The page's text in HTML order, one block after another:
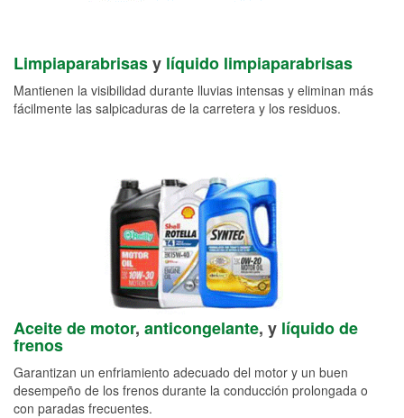
Limpiaparabrisasy líquido limpiaparabrisas
Mantienen la visibilidad durante lluvias intensas y eliminan más
fácilmente las salpicaduras de la carretera y los residuos.
Aceite de motor, anticongelante, y líquido de
frenos
Garantizan un enfriamiento adecuado del motor y un buen
desempeño de los frenos durante la conducción prolongada o
con paradas frecuentes.